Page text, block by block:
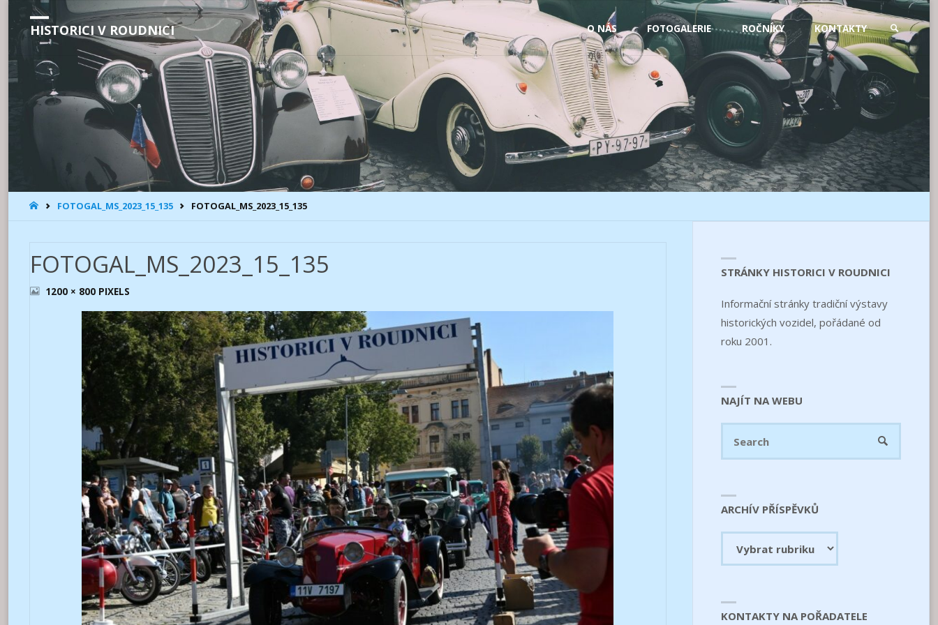
HISTORICI V ROUDNICI
to
content
O NÁS FOTOGALERIE ROČNÍKY KONTAKTY
SEARCH
HOMEFOTOGAL_MS_2023_15_135 FOTOGAL_MS_2023_15_135
FOTOGAL_MS_2023_15_135
FULL1200 × 800 PIXELS
STRÁNKY HISTORICI V ROUDNICI
Informační stránky tradiční výstavy
historických vozidel, pořádané od
roku 2001.
NAJÍT NA WEBU
SEARCH
ARCHÍV PŘÍSPĚVKŮ
příspěvků
KONTAKTY NA POŘADATELE